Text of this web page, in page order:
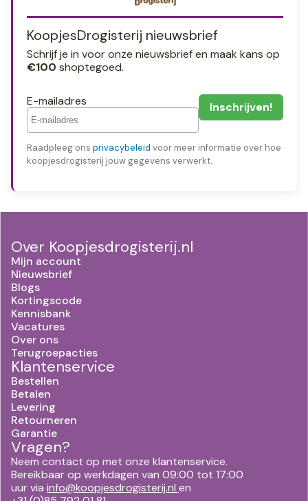
KoopjesDrogisterij nieuwsbrief
Schrijf je in voor onze nieuwsbrief en maak kans op
€100 shoptegoed.
E-mailadres
Raadpleeg ons privacybeleid voor meer informatie over hoe
koopjesdrogisterij jouw gegevens verwerkt.
Over Koopjesdrogisterij.nl
Mijn account
Nieuwsbrief
Blogs
Kortingscode
Kennisbank
Vacatures
Over ons
Terugroepacties
Klantenservice
Bestellen
Betalen
Levering
Retourneren
Garantie
Vragen?
Neem contact op met onze klantenservice.
Bereikbaar op werkdagen van 09:00 tot 17:00
uur via info@koopjesdrogisterij.nl en